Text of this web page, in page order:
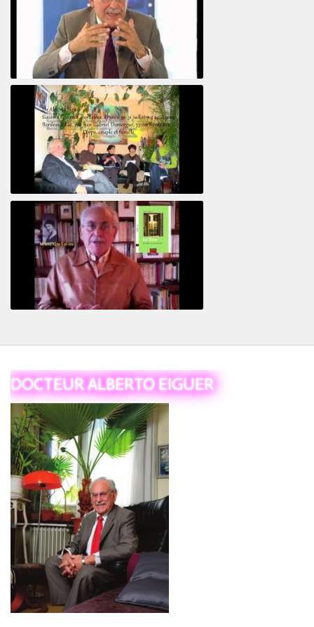
Le pervers narcissique et son complice
Revisitant le corps familial
DOCTEUR ALBERTO EIGUER